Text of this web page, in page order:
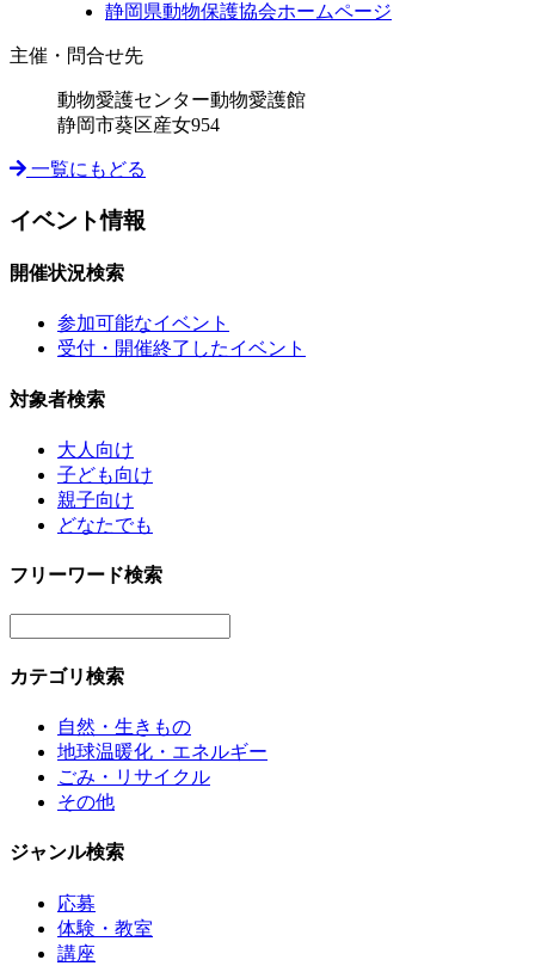
静岡県動物保護協会ホームページ
主催・問合せ先
動物愛護センター動物愛護館
静岡市葵区産女954
一覧にもどる
イベント情報
開催状況検索
参加可能なイベント
受付・開催終了したイベント
対象者検索
大人向け
子ども向け
親子向け
どなたでも
フリーワード検索
カテゴリ検索
自然・生きもの
地球温暖化・エネルギー
ごみ・リサイクル
その他
ジャンル検索
応募
体験・教室
講座